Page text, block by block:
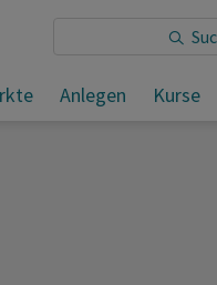
Anlegen Kurse